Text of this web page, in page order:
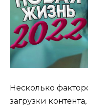
Несколько
загрузки